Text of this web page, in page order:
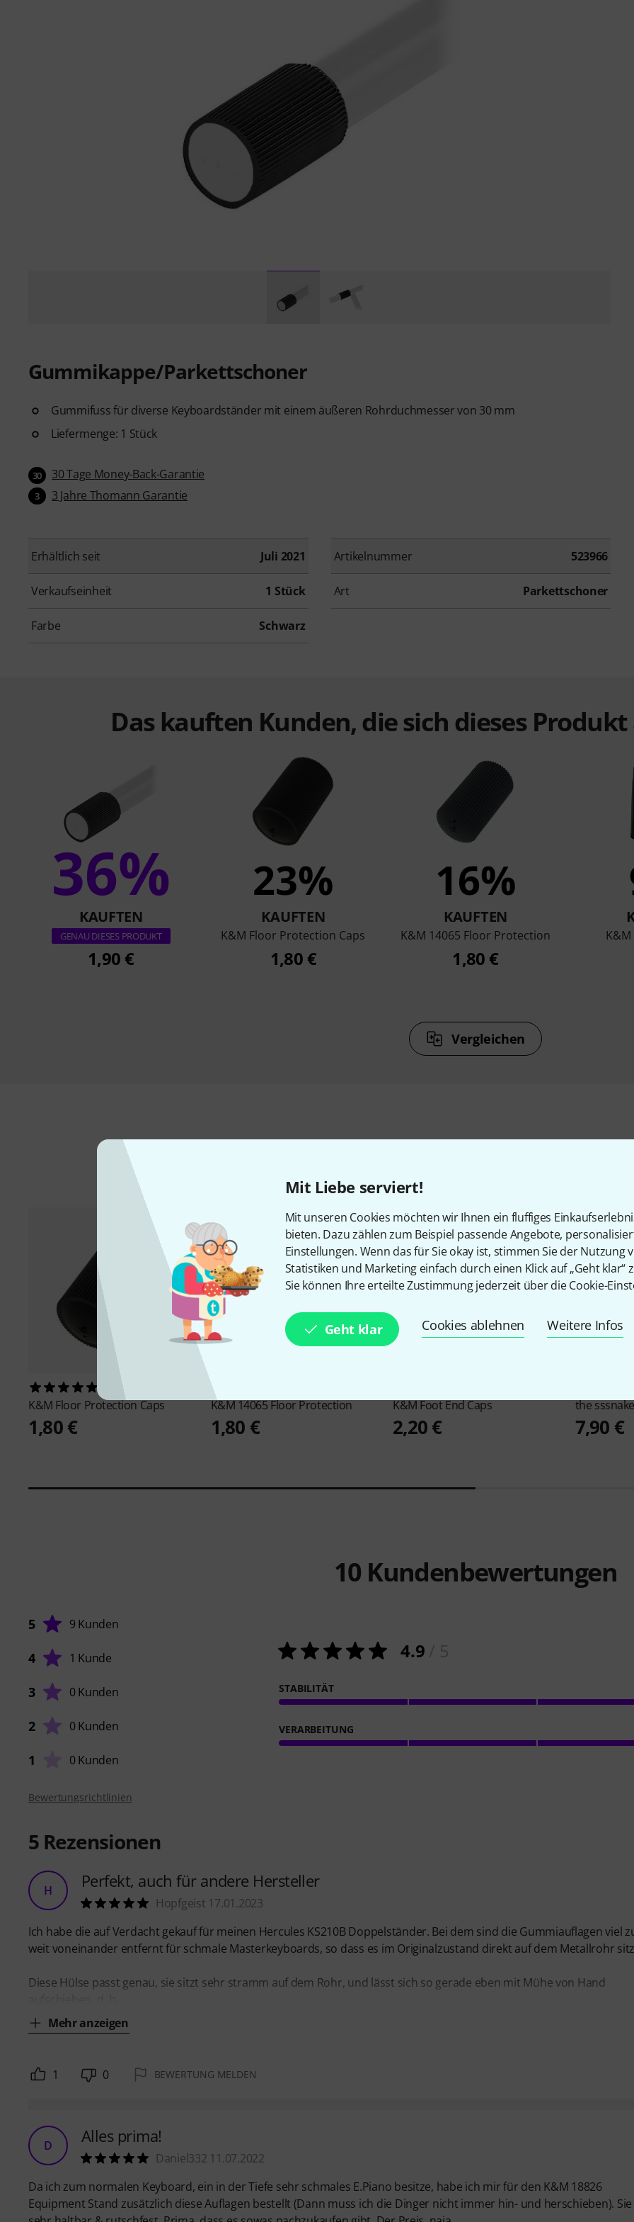
Mit Liebe serviert!
Mit unseren Cookies möchten wir Ihnen ein fluffiges
bieten. Dazu zählen zum Beispiel passende Angebote,
Einstellungen. Wenn das für Sie okay ist, stimmen Sie der Nutzung
Statistiken und Marketing einfach durch einen Klick auf „Geht klar“
Sie können Ihre erteilte Zustimmung jederzeit über die Cookie-
Geht klar Cookies ablehnen Weitere Infos
Gummikappe/Parkettschoner
Gummifuss für diverse Keyboardständer mit einem äußeren Rohrduchmesser von 30 mm
Liefermenge: 1 Stück
30 30 Tage Money-Back-Garantie
3 3 Jahre Thomann Garantie
Erhältlich seit Juli 2021 Artikelnummer 523966
Verkaufseinheit 1 Stück Art Parkettschoner
Farbe Schwarz
Das kauften Kunden, die sich dieses
36%
KAUFTEN
GENAU DIESES PRODUKT
1,90 €
23%
KAUFTEN
K&M Floor Protection Caps
1,80 €
16%
KAUFTEN
K&M 14065 Floor Protection
1,80 €
K&M
Vergleichen
K&M Floor Protection Caps
1,80 €
K&M14065 Floor Protection
1,80 €
K&MFoot End Caps
2,20 €
the
7,90 €
10 Kundenbewertungen
5 9 Kunden
4 1 Kunde
3 0 Kunden
2 0 Kunden
1 0 Kunden
4.9
STABILITÄT
VERARBEITUNG
Bewertungsrichtlinien
5 Rezensionen
H Perfekt, auch für andere Hersteller
Hopfgeist 17.01.2023
Ich habe die auf Verdacht gekauf für meinen Hercules KS210B Doppelständer. Bei dem sind die Gummiauflagen viel
weit voneinander entfernt für schmale Masterkeyboards, so dass es im Originalzustand direkt auf dem Metallrohr
Diese Hülse passt genau, sie sitzt sehr stramm auf dem Rohr, und lässt sich so gerade eben mit Mühe von Hand
Mehr anzeigen
1 0 BEWERTUNG MELDEN
D Alles prima!
Daniel332 11.07.2022
Da ich zum normalen Keyboard, ein in der Tiefe sehr schmales E.Piano besitze, habe ich mir für den K&M 18826
Equipment Stand zusätzlich diese Auflagen bestellt (Dann muss ich die Dinger nicht immer hin- und herschieben).